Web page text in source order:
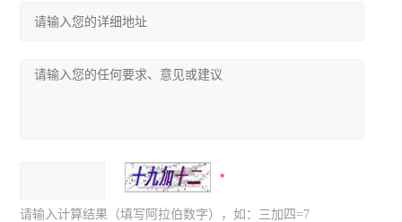
请输入计算结果（填写阿拉伯数字），如：三加四=7